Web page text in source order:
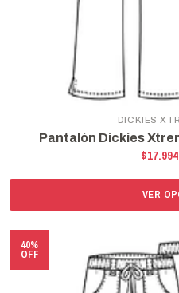
DICKIES
Pantalón Dickies
$17.994
VER
40%
OFF